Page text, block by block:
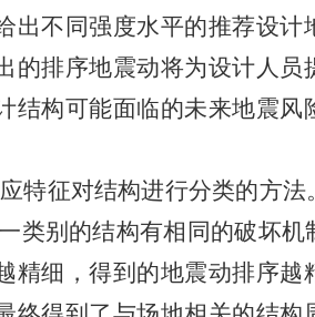
出不同强度水平的推荐设计
的排序地震动将为设计人员
结构可能面临的未来地震风
特征对结构进行分类的方
类别的结构有相同的破坏机
精细，得到的地震动排序越